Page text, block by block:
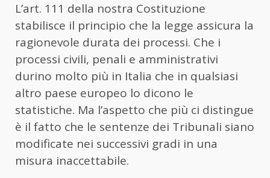
L’art. 111 della nostra Costituzione
stabilisce il principio che la legge assicura la
ragionevole durata dei processi. Che i
processi civili, penali e amministrativi
durino molto più in Italia che in qualsiasi
altro paese europeo lo dicono le
statistiche. Ma l’aspetto che più ci distingue
è il fatto che le sentenze dei Tribunali siano
modificate nei successivi gradi in una
misura inaccettabile.